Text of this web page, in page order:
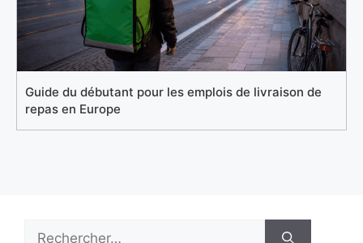
Guide du débutant pour les emplois de livraison de
repas en Europe